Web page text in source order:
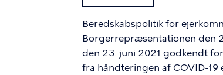
Beredskabspolitik for
Borgerrepræsentationen den
den 23. juni 2021 godkendt
fra håndteringen af COVID-